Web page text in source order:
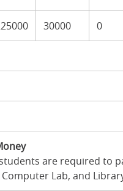
30000 0
are required to
Lab, and